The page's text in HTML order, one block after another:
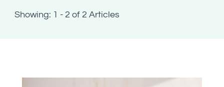
Showing: 1 - 2 of 2 Articles